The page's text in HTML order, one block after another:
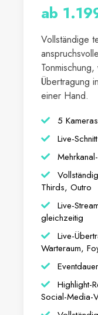
ab
Vollständige
Übertragung
einer Hand.
5
Live-
Thirds, Outro
Live-
gleichzeitig
Live-
Warteraum,
Highlight-
Social-Media-